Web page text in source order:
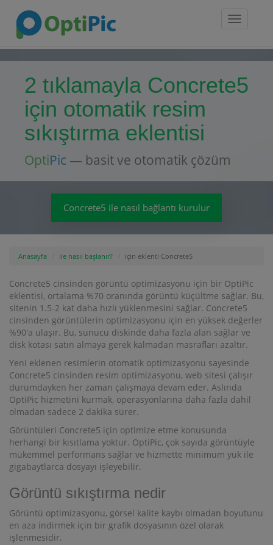
Toggle
2 tıklamayla Concrete5
için otomatik resim
sıkıştırma eklentisi
OptiPic — basit ve otomatik çözüm
Concrete5 ile nasıl bağlantı kurulur
Anasayfa ile nasıl başlanır? için eklenti Concrete5
Concrete5 cinsinden görüntü optimizasyonu için bir OptiPic
eklentisi, ortalama %70 oranında görüntü küçültme sağlar. Bu,
sitenin 1.5-2 kat daha hızlı yüklenmesini sağlar. Concrete5
cinsinden görüntülerin optimizasyonu için en yüksek değerler
%90'a ulaşır. Bu, sunucu diskinde daha fazla alan sağlar ve
disk kotası satın almaya gerek kalmadan masrafları azaltır.
Yeni eklenen resimlerin otomatik optimizasyonu sayesinde
Concrete5 cinsinden resim optimizasyonu, web sitesi çalışır
durumdayken her zaman çalışmaya devam eder. Aslında
OptiPic hizmetini kurmak, operasyonlarına daha fazla dahil
olmadan sadece 2 dakika sürer.
Görüntüleri Concrete5 için optimize etme konusunda
herhangi bir kısıtlama yoktur. OptiPic, çok sayıda görüntüyle
mükemmel performans sağlar ve hizmette minimum yük ile
gigabaytlarca dosyayı işleyebilir.
Görüntü sıkıştırma nedir
Görüntü optimizasyonu, görsel kalite kaybı olmadan boyutunu
en aza indirmek için bir grafik dosyasının özel olarak
işlenmesidir.